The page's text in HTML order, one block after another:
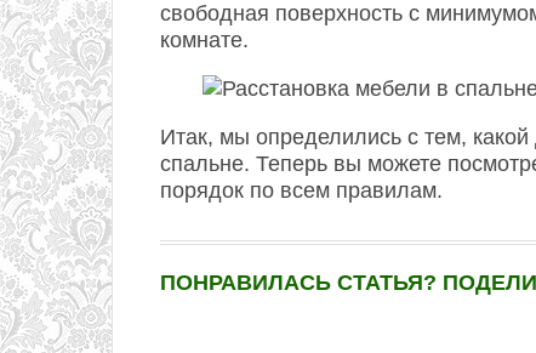
свободная поверхность с
комнате.
Итак, мы определились с тем,
спальне. Теперь вы можете
порядок по всем правилам.
ПОНРАВИЛАСЬ СТАТЬЯ?